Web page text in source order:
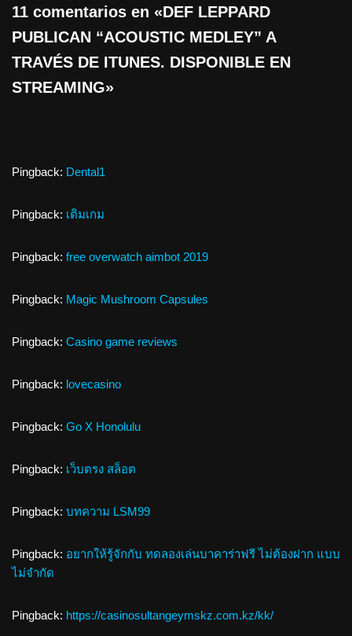
11 comentarios en «DEF LEPPARD
PUBLICAN “ACOUSTIC MEDLEY” A
TRAVÉS DE ITUNES. DISPONIBLE EN
STREAMING»
Pingback: Dental1
Pingback: เติมเกม
Pingback: free overwatch aimbot 2019
Pingback: Magic Mushroom Capsules
Pingback: Casino game reviews
Pingback: lovecasino
Pingback: Go X Honolulu
Pingback: เว็บตรง สล็อต
Pingback: บทความ LSM99
Pingback: อยากให้รู้จักกับ ทดลองเล่นบาคาร่าฟรี ไม่ต้องฝาก แบบ
ไม่จำกัด
Pingback: https://casinosultangeymskz.com.kz/kk/